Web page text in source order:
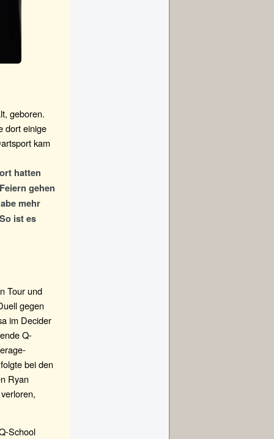
geboren.
dort einige
kam
hatten
gehen
mehr
ist es
Tour und
gegen
im Decider
Q-
bei den
Ryan
School